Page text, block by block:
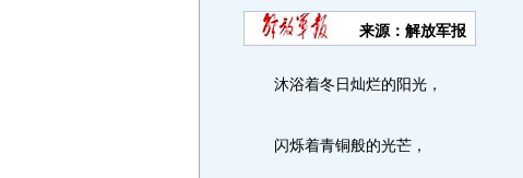
来源：解放军报
沐浴着冬日灿烂的阳光，
闪烁着青铜般的光芒，